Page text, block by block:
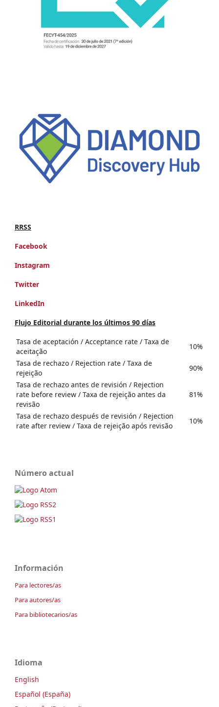
RRSS
Facebook
Instagram
Twitter
LinkedIn
Flujo Editorial durante los últimos 90 días
Tasa de aceptación / Acceptance rate / Taxa de
aceitação
10%
Tasa de rechazo / Rejection rate / Taxa de
rejeição
90%
Tasa de rechazo antes de revisión / Rejection
rate before review / Taxa de rejeição antes da
revisão
81%
Tasa de rechazo después de revisión / Rejection
rate after review / Taxa de rejeição após revisão
10%
Número actual
Información
Para lectores/as
Para autores/as
Para bibliotecarios/as
Idioma
English
Español (España)